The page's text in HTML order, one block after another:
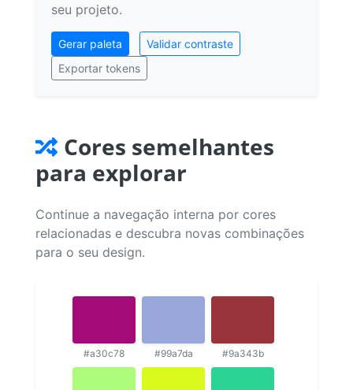
seu projeto.
Gerar paleta
Validar contraste
Exportar tokens
Cores semelhantes
para explorar
Continue a navegação interna por cores
relacionadas e descubra novas combinações
para o seu design.
#a30c78 #99a7da #9a343b